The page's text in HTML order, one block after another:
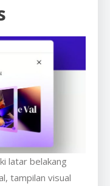
latar belakang
tampilan visual